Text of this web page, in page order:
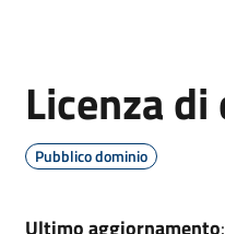
Licenza
Pubblico dominio
Ultimo aggiornamento